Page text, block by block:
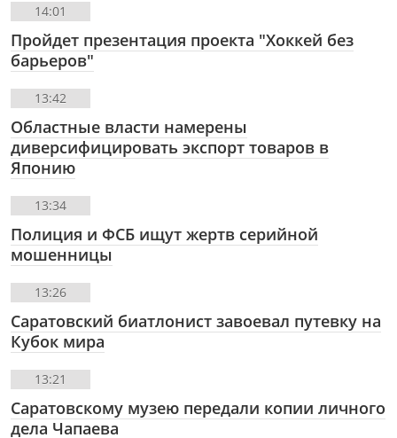
14:01
Пройдет презентация проекта "Хоккей без
барьеров"
13:42
Областные власти намерены
диверсифицировать экспорт товаров в
Японию
13:34
Полиция и ФСБ ищут жертв серийной
мошенницы
13:26
Саратовский биатлонист завоевал путевку на
Кубок мира
13:21
Саратовскому музею передали копии личного
дела Чапаева